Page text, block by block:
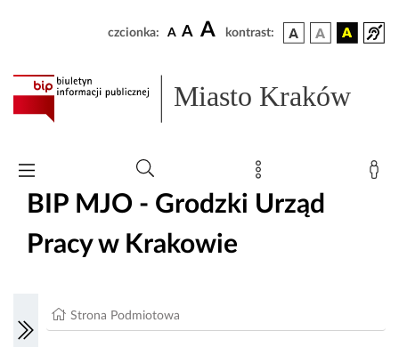
czcionka: A A A kontrast:
Miasto Kraków
BIP MJO - Grodzki Urząd
Pracy w Krakowie
Strona Podmiotowa